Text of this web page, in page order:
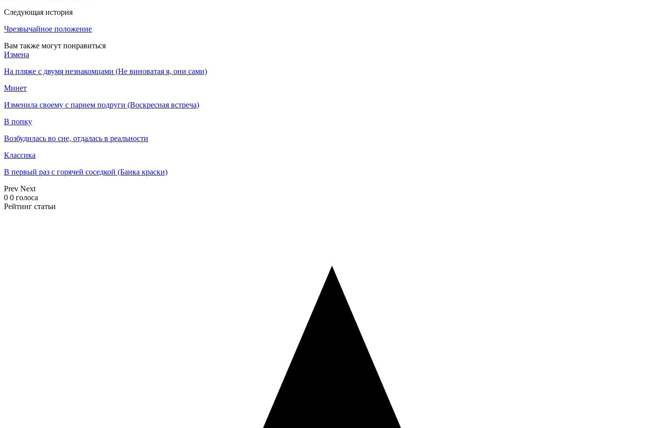
Следующая история
Чрезвычайное положение
Вам также могут понравиться
Измена
На пляже с двумя незнакомцами (Не виноватая я, они сами)
Минет
Изменила своему с парнем подруги (Воскресная встреча)
В попку
Возбудилась во сне, отдалась в реальности
Классика
В первый раз с горячей соседкой (Банка краски)
Prev Next
0 0 голоса
Рейтинг статьи